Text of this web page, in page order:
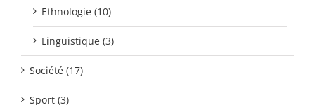
Ethnologie (10)
Linguistique (3)
Société (17)
Sport (3)